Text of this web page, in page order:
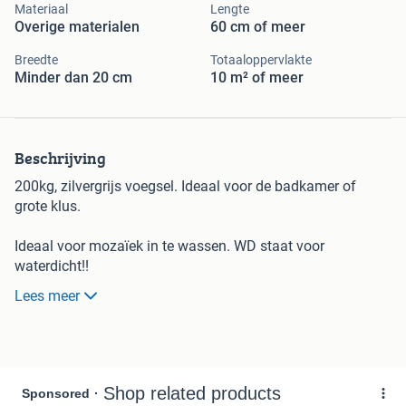
Materiaal
Overige materialen
Lengte
60 cm of meer
Breedte
Minder dan 20 cm
Totaaloppervlakte
10 m² of meer
Beschrijving
200kg, zilvergrijs voegsel. Ideaal voor de badkamer of
grote klus.
Ideaal voor mozaïek in te wassen. WD staat voor
waterdicht!!
Dit is een universeel voegmateriaal dat flexibel en
Lees meer